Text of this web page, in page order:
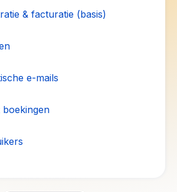
& facturatie (basis)
e-mails
boekingen